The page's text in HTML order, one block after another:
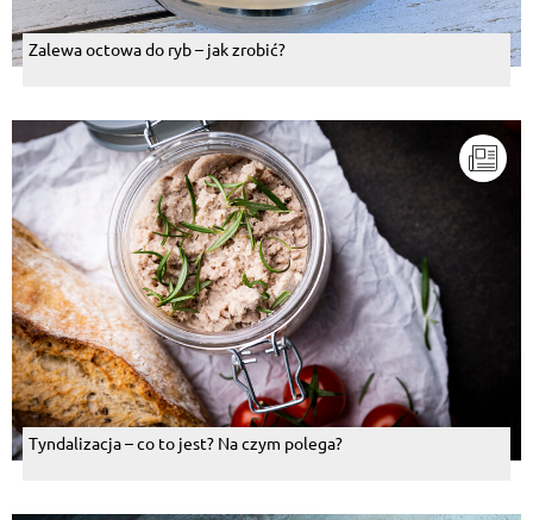
Zalewa octowa do ryb – jak zrobić?
Tyndalizacja – co to jest? Na czym polega?